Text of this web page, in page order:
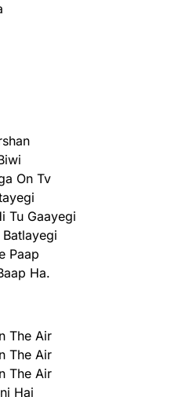
On Tv
Tu Gaayegi
Paap
Ha.
The Air
The Air
The Air
Hai